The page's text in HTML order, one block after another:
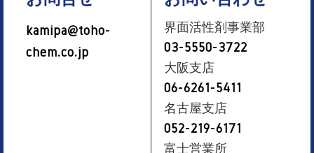
kamipa@toho-
chem.co.jp
界面活性剤事業部
03-5550-3722
大阪支店
06-6261-5411
名古屋支店
052-219-6171
富士営業所